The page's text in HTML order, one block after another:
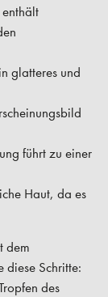
enthält
glatteres und
führt zu einer
Haut, da es
dem
diese Schritte:
des